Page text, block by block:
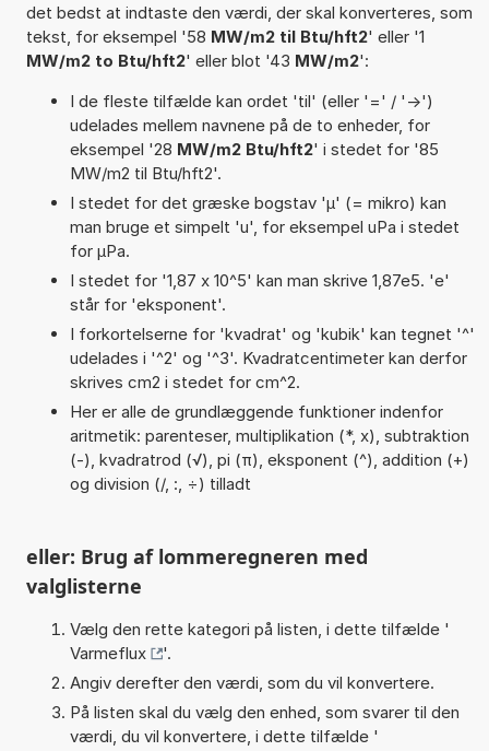
det bedst at indtaste den værdi, der skal konverteres, som
tekst, for eksempel '58 MW/m2 til Btu/hft2' eller '1
MW/m2 to Btu/hft2' eller blot '43 MW/m2':
I de fleste tilfælde kan ordet 'til' (eller '=' / '->')
udelades mellem navnene på de to enheder, for
eksempel '28 MW/m2 Btu/hft2' i stedet for '85
MW/m2 til Btu/hft2'.
I stedet for det græske bogstav 'µ' (= mikro) kan
man bruge et simpelt 'u', for eksempel uPa i stedet
for µPa.
I stedet for '1,87 x 10^5' kan man skrive 1,87e5. 'e'
står for 'eksponent'.
I forkortelserne for 'kvadrat' og 'kubik' kan tegnet '^'
udelades i '^2' og '^3'. Kvadratcentimeter kan derfor
skrives cm2 i stedet for cm^2.
Her er alle de grundlæggende funktioner indenfor
aritmetik: parenteser, multiplikation (*, x), subtraktion
(-), kvadratrod (√), pi (π), eksponent (^), addition (+)
og division (/, :, ÷) tilladt
eller: Brug af lommeregneren med
valglisterne
Vælg den rette kategori på listen, i dette tilfælde '
Varmeflux
'.
Angiv derefter den værdi, som du vil konvertere.
På listen skal du vælg den enhed, som svarer til den
værdi, du vil konvertere, i dette tilfælde '